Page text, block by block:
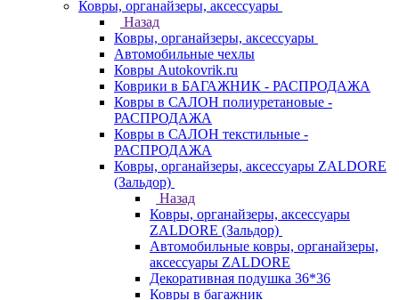
Ковры, органайзеры, аксессуары
Назад
Ковры, органайзеры, аксессуары
Автомобильные чехлы
Ковры Autokovrik.ru
Коврики в БАГАЖНИК - РАСПРОДАЖА
Ковры в САЛОН полиуретановые -
РАСПРОДАЖА
Ковры в САЛОН текстильные -
РАСПРОДАЖА
Ковры, органайзеры, аксессуары ZALDORE
(Зальдор)
Назад
Ковры, органайзеры, аксессуары
ZALDORE (Зальдор)
Автомобильные ковры, органайзеры,
аксессуары ZALDORE
Декоративная подушка 36*36
Ковры в багажник